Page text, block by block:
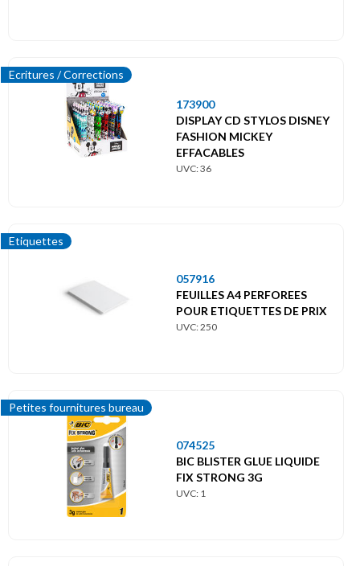
Ecritures / Corrections
173900
DISPLAY CD STYLOS DISNEY
FASHION MICKEY
EFFACABLES
UVC: 36
Etiquettes
057916
FEUILLES A4 PERFOREES
POUR ETIQUETTES DE PRIX
UVC: 250
Petites fournitures bureau
074525
BIC BLISTER GLUE LIQUIDE
FIX STRONG 3G
UVC: 1